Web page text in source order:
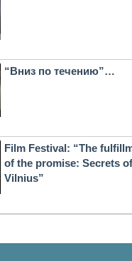
“Вниз по течению”…
Film Festival: “The
of the promise: Secrets of
Vilnius”